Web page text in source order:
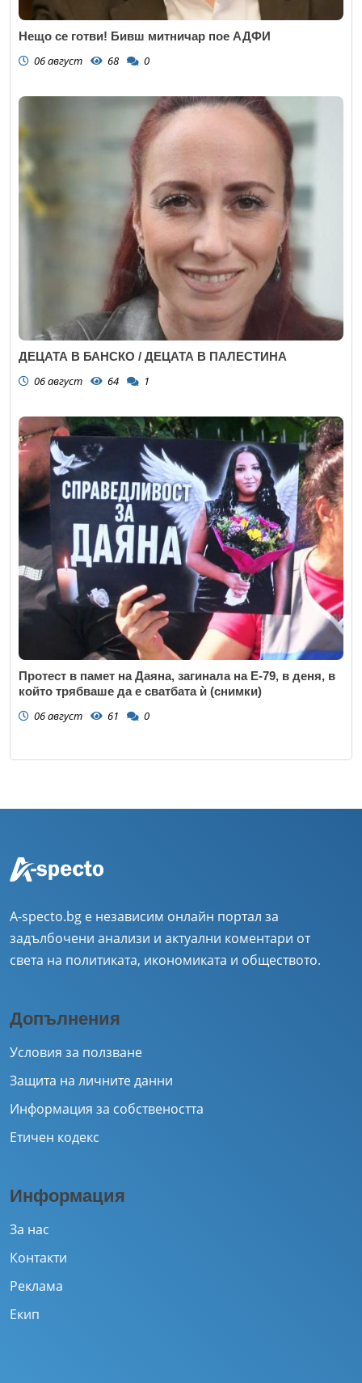
Нещо се готви! Бивш митничар пое АДФИ
06 август 68 0
ДЕЦАТА В БАНСКО / ДЕЦАТА В ПАЛЕСТИНА
06 август 64 1
Протест в памет на Даяна, загинала на Е-79, в деня, в
който трябваше да е сватбата ѝ (снимки)
06 август 61 0
A-specto.bg е независим онлайн портал за
задълбочени анализи и актуални коментари от
света на политиката, икономиката и обществото.
Допълнения
Условия за ползване
Защита на личните данни
Информация за собствеността
Етичен кодекс
Информация
За нас
Контакти
Реклама
Екип